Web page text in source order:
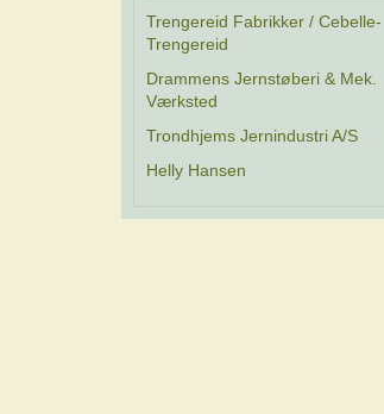
Trengereid Fabrikker / Cebelle-
Trengereid
Drammens Jernstøberi & Mek.
Værksted
Trondhjems Jernindustri A/S
Helly Hansen